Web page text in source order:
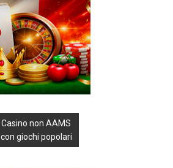
Casino non AAMS
con giochi popolari